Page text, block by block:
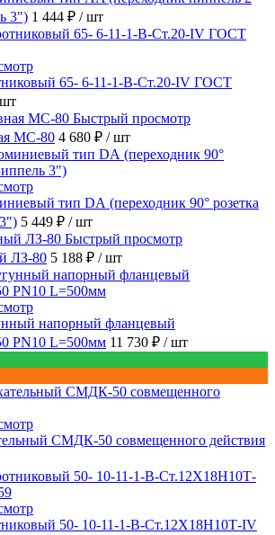
3") 1 444 ₽ / шт
65- 6-11-1-B-Ст.20-IV ГОСТ
Быстрый просмотр
МС-80 4 680 ₽ / шт
тип DА (переходник 90° розетка
5 449 ₽ / шт
Быстрый просмотр
ЛЗ-80 5 188 ₽ / шт
напорный фланцевый
PN10 L=500мм 11 730 ₽ / шт
СМДК-50 совмещенного действия
50- 10-11-1-B-Ст.12Х18Н10Т-IV